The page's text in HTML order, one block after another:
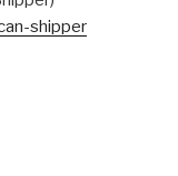
shipper